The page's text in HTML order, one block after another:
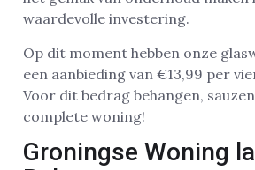
waardevolle investering.
Op dit moment hebben onze
een aanbieding van €13,99 per
Voor dit bedrag behangen,
complete woning!
Groningse Woning